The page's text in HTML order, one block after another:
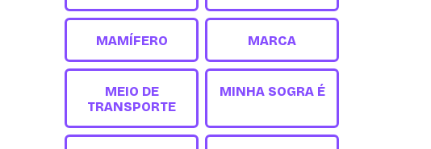
MAMÍFERO MARCA
MEIO DE
TRANSPORTE
MINHA SOGRA É